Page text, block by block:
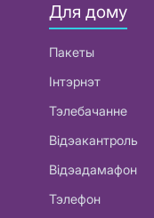
Для дому
Пакеты
Інтэрнэт
Тэлебачанне
Відэакантроль
Відэадамафон
Тэлефон